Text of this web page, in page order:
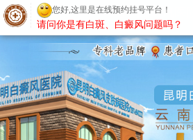
昆明白癜风医院
您好,这里是在线预约挂号平台！
请问你是有白斑、白癜风问题吗？